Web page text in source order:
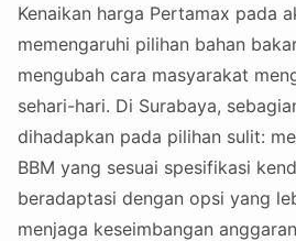
Kenaikan harga Pertamax pada
memengaruhi pilihan bahan
mengubah cara masyarakat
sehari-hari. Di Surabaya,
dihadapkan pada pilihan sulit:
BBM yang sesuai spesifikasi
beradaptasi dengan opsi yang
menjaga keseimbangan